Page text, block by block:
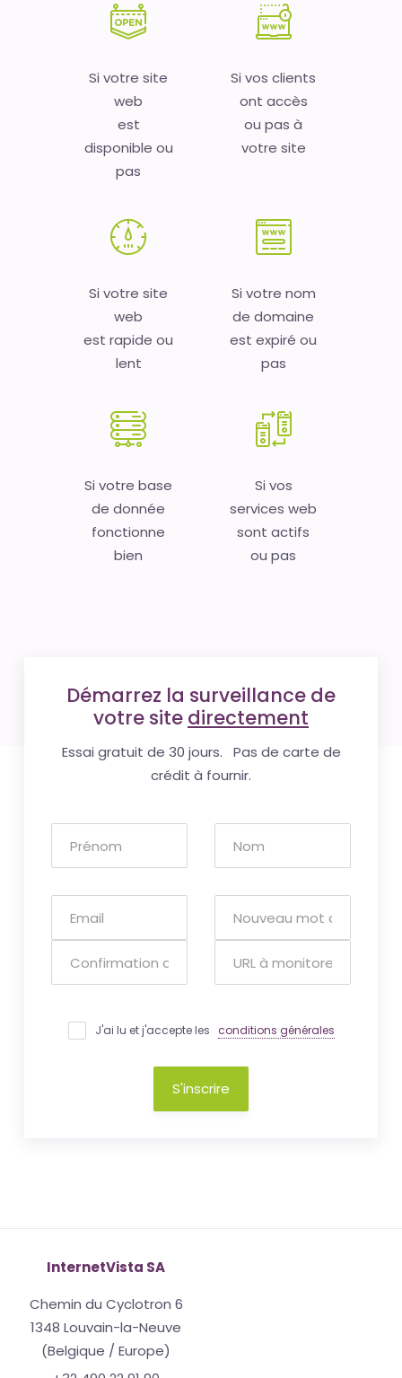
Si votre site
web
est
disponible ou
pas
Si vos clients
ont accès
ou pas à
votre site
Si votre site
web
est rapide ou
lent
Si votre nom
de domaine
est expiré ou
pas
Si votre base
de donnée
fonctionne
bien
Si vos
services web
sont actifs
ou pas
Démarrez la surveillance de
votre site directement
Essai gratuit de 30 jours. Pas de carte de
crédit à fournir.
J'ai lu et j'accepte les conditions générales
S'inscrire
InternetVista SA
Chemin du Cyclotron 6
1348 Louvain-la-Neuve
(Belgique / Europe)